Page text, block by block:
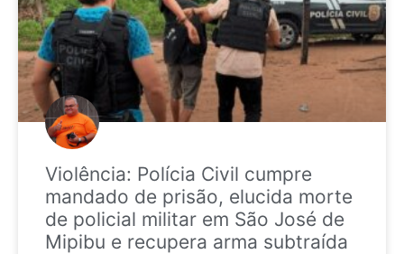
Violência: Polícia Civil cumpre
mandado de prisão, elucida morte
de policial militar em São José de
Mipibu e recupera arma subtraída